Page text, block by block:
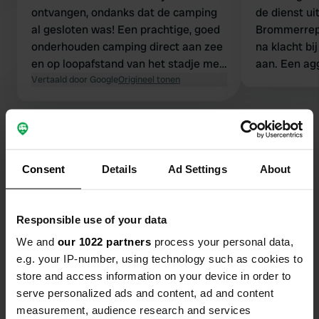
Consent Details Ad Settings About
Responsible use of your data
We and our 1022 partners process your personal data,
e.g. your IP-number, using technology such as cookies to
store and access information on your device in order to
serve personalized ads and content, ad and content
measurement, audience research and services
ontvangen, ondanks dat de camping
al gesloten was! Een prachtige, goed
onderhouden camping direct aan zee
en op loopafstand van het stadje met
pubs en een kleine supermarkt. De
nachten waren erg rustig! Een echte
Vertaald door GoogleOrigineel tonen
de dienst
na klacht
aan. Een
veel
1
moet je
Ben jij hier geweest?
Contact
Locatie